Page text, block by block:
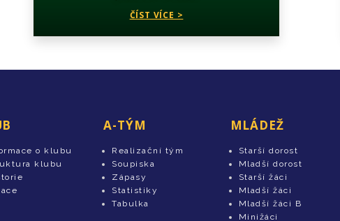
ČÍST VÍCE >
o klubu
klubu
A-TÝM
Realizační tým
Soupiska
Zápasy
Statistiky
Tabulka
MLÁDEŽ
Starší dorost
Mladší dorost
Starší žáci
Mladší žáci
Mladší žáci B
Minižáci